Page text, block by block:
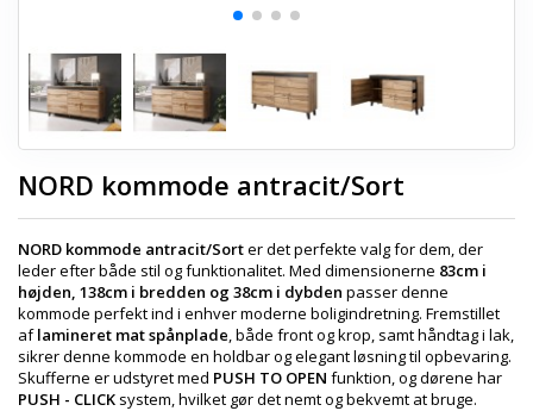
NORD kommode antracit/Sort
NORD kommode antracit/Sorter det perfekte valg for dem, der
leder efter både stil og funktionalitet. Med dimensionerne 83cm i
højden, 138cm i bredden og 38cm i dybden passer denne
kommode perfekt ind i enhver moderne boligindretning. Fremstillet
aflamineret mat spånplade, både front og krop, samt håndtag i lak,
sikrer denne kommode en holdbar og elegant løsning til opbevaring.
Skufferne er udstyret med PUSH TO OPEN funktion, og dørene har
PUSH - CLICK system, hvilket gør det nemt og bekvemt at bruge.